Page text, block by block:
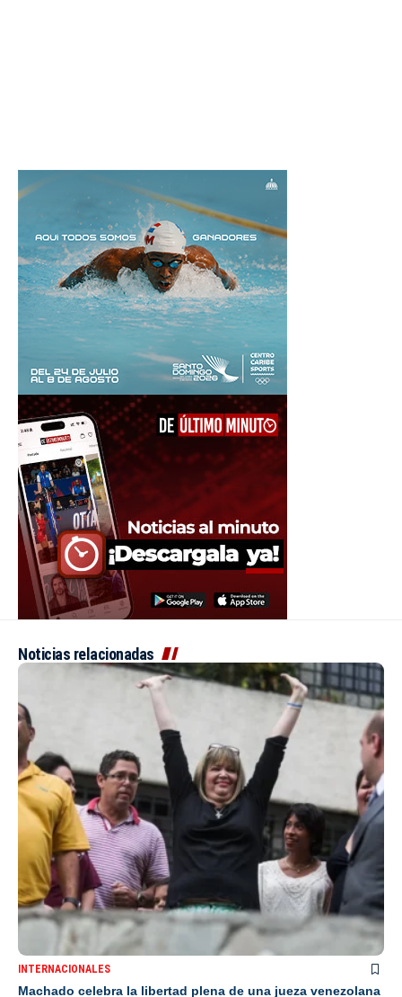
Noticias relacionadas
INTERNACIONALES
Machado celebra la libertad plena de una jueza venezolana